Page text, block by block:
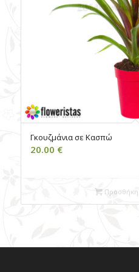
Γκουζμάνια σε Κασπώ
20.00 €
Προσθήκη